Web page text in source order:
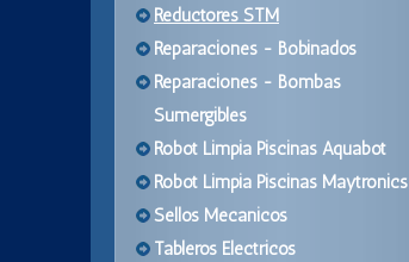
Reductores STM
Reparaciones - Bobinados
Reparaciones - Bombas
Sumergibles
Robot Limpia Piscinas Aquabot
Robot Limpia Piscinas Maytronics
Sellos Mecanicos
Tableros Electricos